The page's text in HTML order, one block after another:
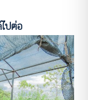
ปต่อ